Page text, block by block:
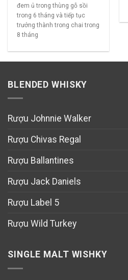
đem ủ trong thùng gỗ sồi
trong 6 tháng và tiếp tục
trưởng thành trong chai trong
8 tháng
BLENDED WHISKY
Rượu Johnnie Walker
Rượu Chivas Regal
Rượu Ballantines
Rượu Jack Daniels
Rượu Label 5
Rượu Wild Turkey
SINGLE MALT WISHKY